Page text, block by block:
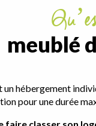
meublé
un hébergement
pour une durée